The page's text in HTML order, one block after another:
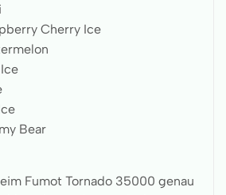
Cherry Ice
Bear
Fumot Tornado 35000 genau